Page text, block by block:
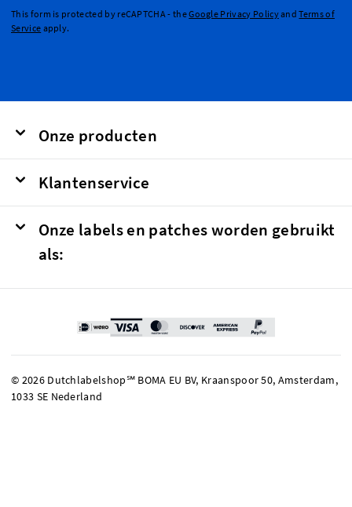
This form is protected by reCAPTCHA - theGoogle Privacy PolicyandTerms of
Service apply.
Onze producten
Klantenservice
Onze labels en patches worden gebruikt
als:
© 2026 Dutchlabelshop℠ BOMA EU BV, Kraanspoor 50, Amsterdam,
1033 SE Nederland